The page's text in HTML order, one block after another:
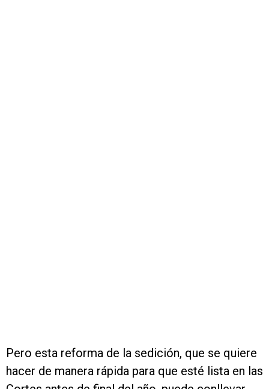
Pero esta reforma de la sedición, que se quiere
hacer de manera rápida para que esté lista en las